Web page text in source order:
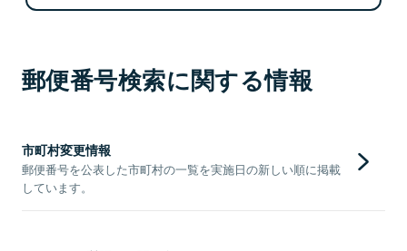
郵便番号検索に関する情報
市町村変更情報
郵便番号を公表した市町村の一覧を実施日の新しい順に掲載
しています。